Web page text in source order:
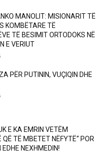
MANOLIT: MISIONARIT TË
KOMBËTARE TË
TË BESIMIT ORTODOKS NË
E VERIUT
PËR PUTININ, VUÇIQIN DHE
E KA EMRIN VETËM
QË TË MBETET NËFYTË“ POR
EDHE NEXHMEDIN!